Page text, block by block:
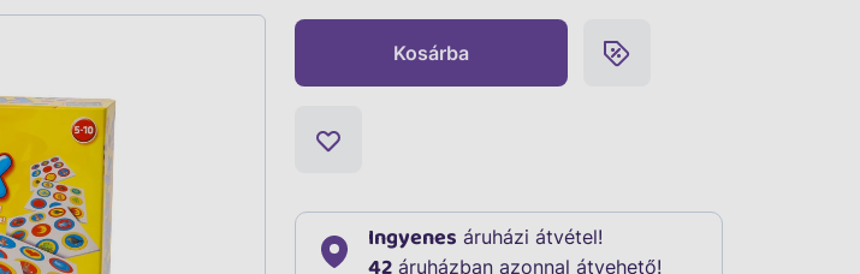
Kosárba
Ingyenes áruházi átvétel!
áruházban azonnal átvehető!